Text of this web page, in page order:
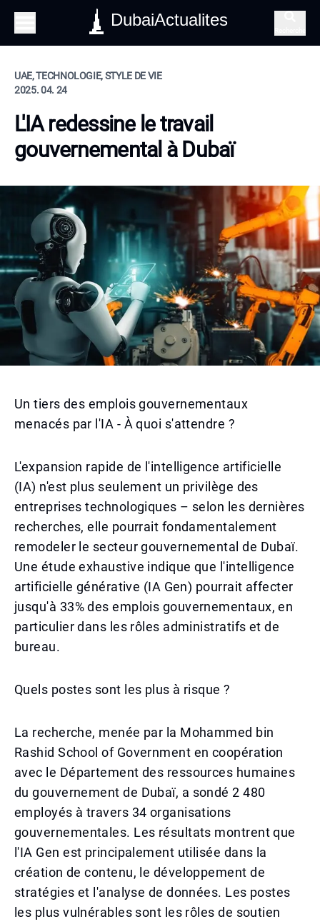
DubaiActualites
UAE, TECHNOLOGIE, STYLE DE VIE
2025. 04. 24
L'IA redessine le travail
gouvernemental à Dubaï
Un tiers des emplois gouvernementaux
menacés par l'IA - À quoi s'attendre ?
L'expansion rapide de l'intelligence artificielle
(IA) n'est plus seulement un privilège des
entreprises technologiques – selon les dernières
recherches, elle pourrait fondamentalement
remodeler le secteur gouvernemental de Dubaï.
Une étude exhaustive indique que l'intelligence
artificielle générative (IA Gen) pourrait affecter
jusqu'à 33% des emplois gouvernementaux, en
particulier dans les rôles administratifs et de
bureau.
Quels postes sont les plus à risque ?
La recherche, menée par la Mohammed bin
Rashid School of Government en coopération
avec le Département des ressources humaines
du gouvernement de Dubaï, a sondé 2 480
employés à travers 34 organisations
gouvernementales. Les résultats montrent que
l'IA Gen est principalement utilisée dans la
création de contenu, le développement de
stratégies et l'analyse de données. Les postes
les plus vulnérables sont les rôles de soutien